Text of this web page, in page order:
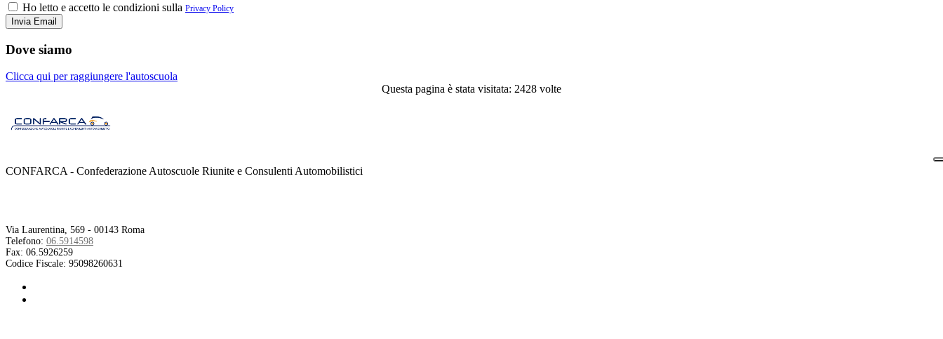
Ho letto e accetto le condizioni sulla Privacy Policy
Dove siamo
Clicca qui per raggiungere l'autoscuola
Questa pagina è stata visitata: 2428 volte
CONFARCA - Confederazione Autoscuole Riunite e Consulenti Automobilistici
Via Laurentina, 569 - 00143 Roma
Telefono: 06.5914598
Fax: 06.5926259
Codice Fiscale: 95098260631